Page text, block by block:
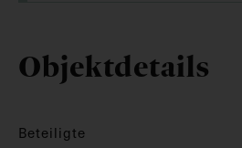
Objektdetails
Beteiligte